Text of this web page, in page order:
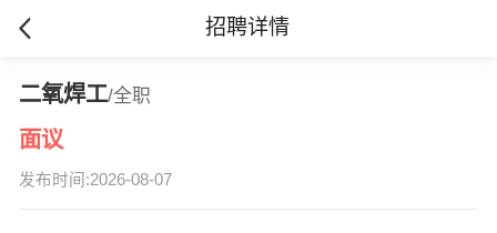
招聘详情
二氧焊工/全职
面议
发布时间:2026-08-07